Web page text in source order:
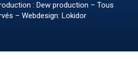
: Dew production – Tous
– Webdesign: Lokidor